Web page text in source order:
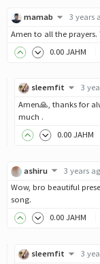
mamab
3 years
Amen to all the
0.00 JAHM
sleemfit
3
Amen🙏, thanks for
much .
0.00 JAHM
ashiru
3 years
Wow, bro beautiful
song.
0.00 JAHM
sleemfit
3